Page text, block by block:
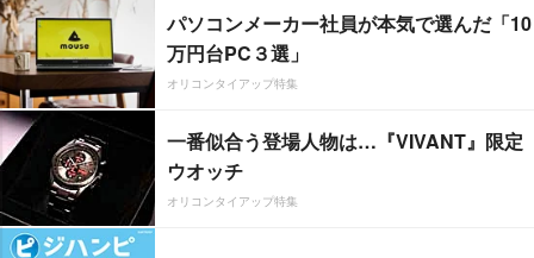
パソコンメーカー社員が本気で選んだ「10
万円台PC３選」
オリコンタイアップ特集
一番似合う登場人物は…『VIVANT』限定
ウオッチ
オリコンタイアップ特集